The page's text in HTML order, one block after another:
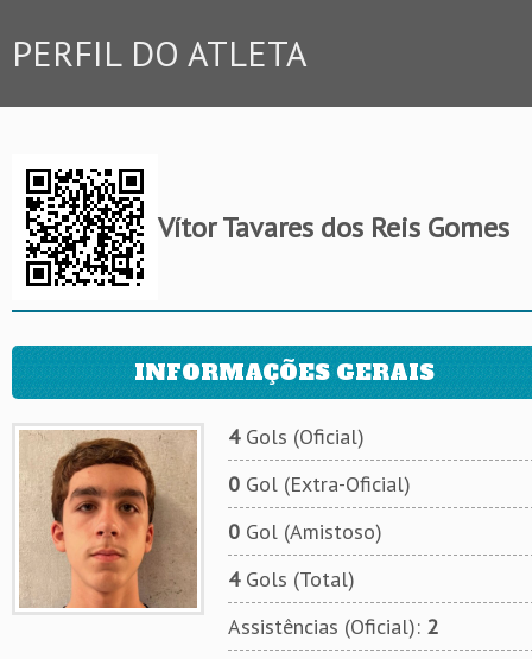
PERFIL DO ATLETA
Vítor Tavares dos Reis Gomes
INFORMAÇÕES GERAIS
4Gols (Oficial)
0Gol (Extra-Oficial)
0Gol (Amistoso)
4Gols (Total)
Assistências (Oficial): 2